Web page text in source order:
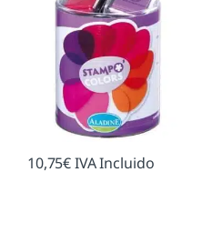
10,75€IVA Incluido